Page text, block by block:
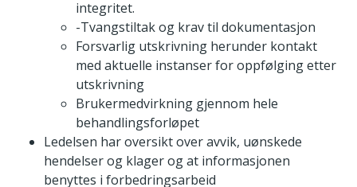
integritet.
-Tvangstiltak og krav til dokumentasjon
Forsvarlig utskrivning herunder kontakt
med aktuelle instanser for oppfølging etter
utskrivning
Brukermedvirkning gjennom hele
behandlingsforløpet
Ledelsen har oversikt over avvik, uønskede
hendelser og klager og at informasjonen
benyttes i forbedringsarbeid